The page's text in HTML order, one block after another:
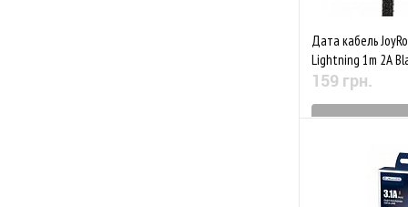
Дата кабель
Lightning 1m 2A
159 грн.
Знятий
До обраного